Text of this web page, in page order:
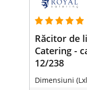
Răcitor de
Catering -
12/238
Dimensiuni